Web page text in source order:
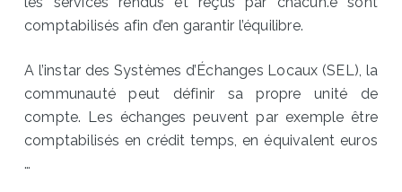
comptabilisés afin d’en garantir l’équilibre.
A l’instar des Systèmes d’Échanges Locaux (SEL), la
communauté peut définir sa propre unité de
compte. Les échanges peuvent par exemple être
comptabilisés en crédit temps, en équivalent euros
…